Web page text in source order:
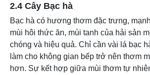
2.4 Cây Bạc hà
Bạc hà có hương thơm đặc trưng,
mùi hôi thức ăn, mùi tanh của hải sản
chóng và hiệu quả. Chỉ cần vài lá bạc
làm cho không gian bếp trở nên thơm
hơn. Sự kết hợp giữa mùi thơm tự